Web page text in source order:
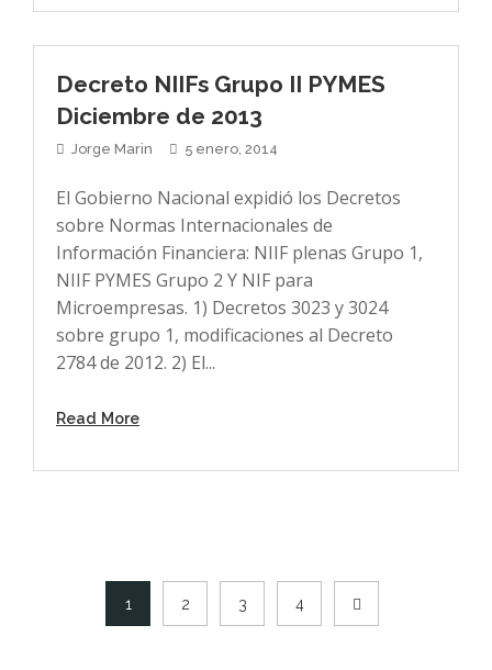
Decreto NIIFs Grupo II PYMES
Diciembre de 2013
Jorge Marin 5 enero, 2014
El Gobierno Nacional expidió los Decretos
sobre Normas Internacionales de
Información Financiera: NIIF plenas Grupo 1,
NIIF PYMES Grupo 2 Y NIF para
Microempresas. 1) Decretos 3023 y 3024
sobre grupo 1, modificaciones al Decreto
2784 de 2012. 2) El...
Read More
1 2 3 4